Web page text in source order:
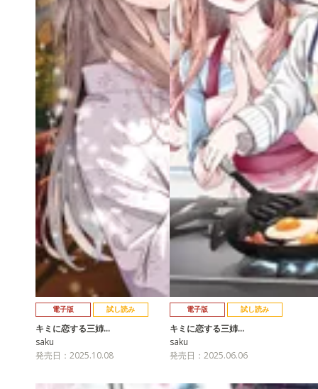
電子版 試し読み
キミに恋する三姉…
saku
発売日：2025.10.08
電子版 試し読み
キミに恋する三姉…
saku
発売日：2025.06.06